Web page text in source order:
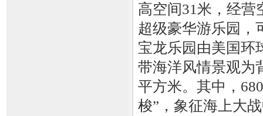
高空间31米，经营
超级豪华游乐园，
宝龙乐园由美国环
带海洋风情景观为
平方米。其中，
梭”，象征海上大